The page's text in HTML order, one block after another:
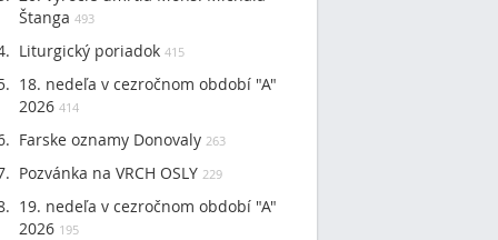
Štanga 493
Liturgický poriadok 415
18. nedeľa v cezročnom období "A"
2026 414
Farske oznamy Donovaly 263
Pozvánka na VRCH OSLY 229
19. nedeľa v cezročnom období "A"
2026 195